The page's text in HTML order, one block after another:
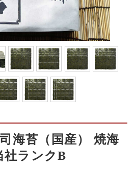
海苔（国産） 焼海
社ランクB